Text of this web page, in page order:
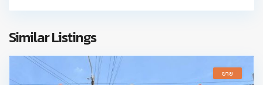
Similar Listings
ขาย